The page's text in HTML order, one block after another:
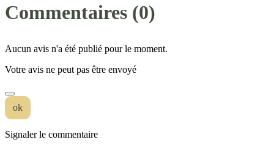
Commentaires (0)
Aucun avis n'a été publié pour le moment.
Votre avis ne peut pas être envoyé
ok
Signaler le commentaire